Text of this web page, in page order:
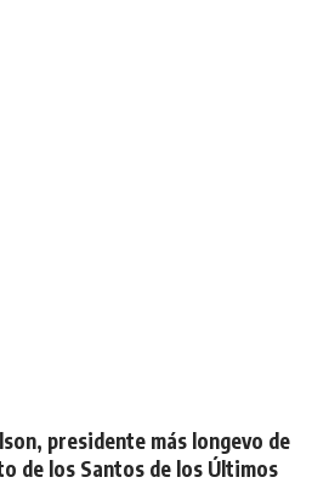
presidente más longevo de
de los Santos de los Últimos